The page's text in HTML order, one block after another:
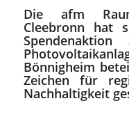
Die afm
Cleebronn hat
Bönnigheim
Zeichen für
Nachhaltigkeit